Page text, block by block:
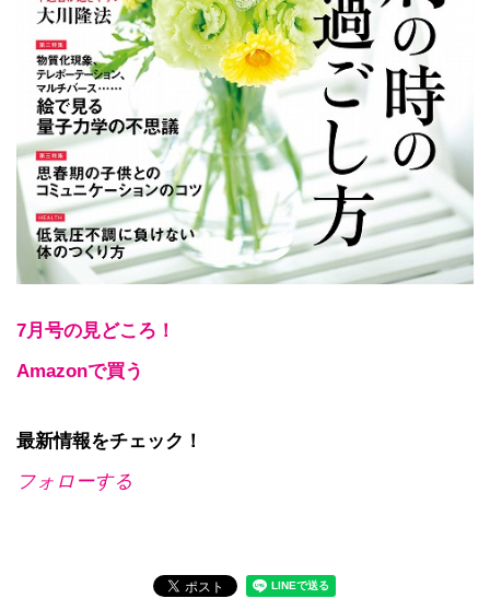
7月号の見どころ！
Amazonで買う
最新情報をチェック！
フォローする